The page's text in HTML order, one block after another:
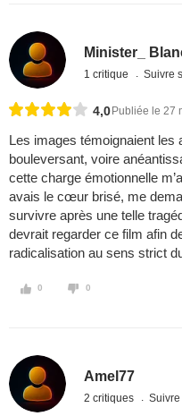
Minister_
1 critique Suivre
4,0 Publiée le 27
Les images témoignaient les
bouleversant, voire
cette charge émotionnelle
avais le cœur brisé, me
survivre après une telle
devrait regarder ce film afin
radicalisation au sens strict
0 0
Amel77
2 critiques